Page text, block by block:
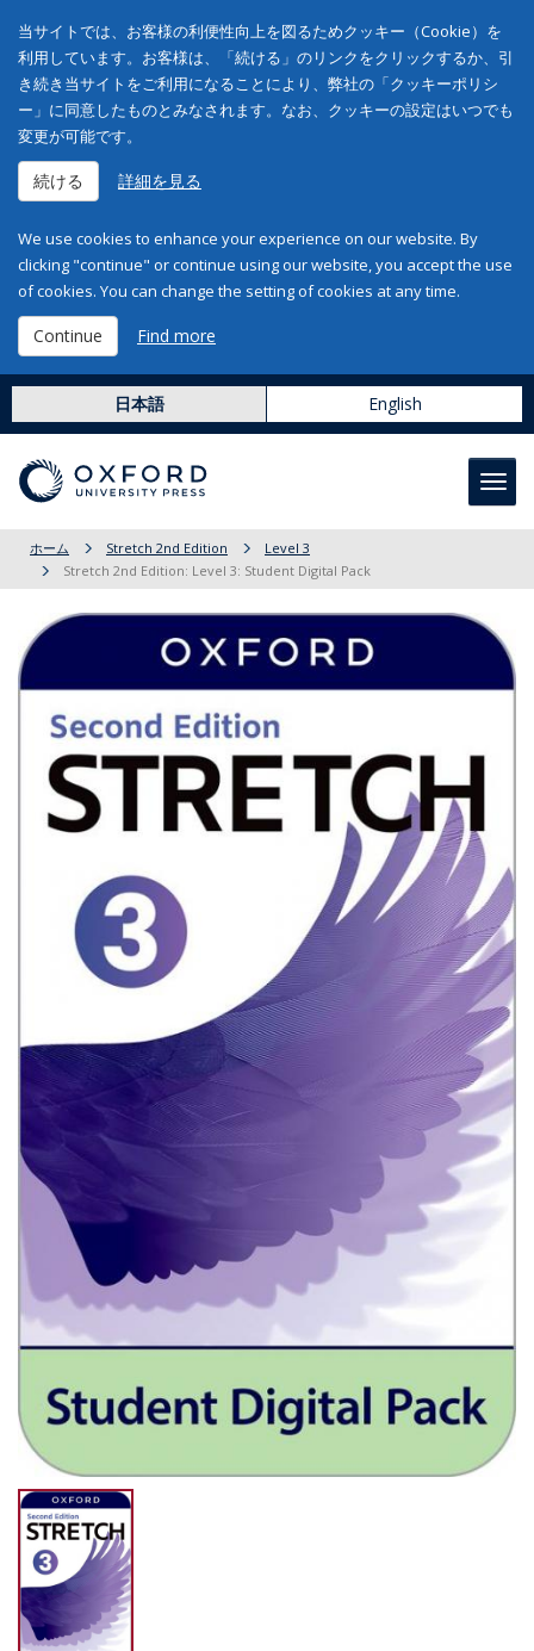
当サイトでは、お客様の利便性向上を図るためクッキー（Cookie）を
利用しています。お客様は、「続ける」のリンクをクリックするか、引
き続き当サイトをご利用になることにより、弊社の「クッキーポリシ
ー」に同意したものとみなされます。なお、クッキーの設定はいつでも
変更が可能です。
続ける 詳細を見る
We use cookies to enhance your experience on our website. By
clicking "continue" or continue using our website, you accept the use
of cookies. You can change the setting of cookies at any time.
Continue Find more
日本語 English
ホーム Stretch 2nd Edition
Level 3
Stretch 2nd Edition: Level 3: Student Digital Pack